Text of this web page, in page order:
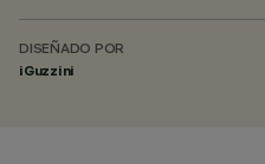
DISEÑADO POR
iGuzzini